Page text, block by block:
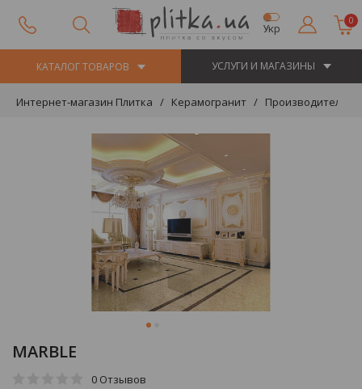
Укр
0
КАТАЛОГ ТОВАРОВ УСЛУГИ И МАГАЗИНЫ
Интернет-магазин Плитка Керамогранит Производители
MARBLE
0 Отзывов